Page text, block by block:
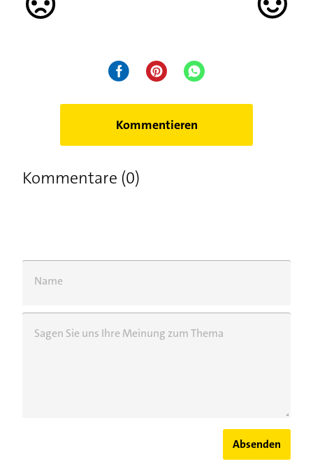
Kommentieren
Kommentare (0)
Name
Sagen Sie uns Ihre Meinung zum Thema
Absenden